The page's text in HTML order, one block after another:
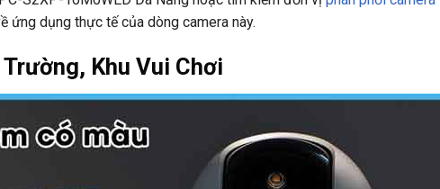
ứng dụng thực tế của dòng camera này.
Khu Vui Chơi